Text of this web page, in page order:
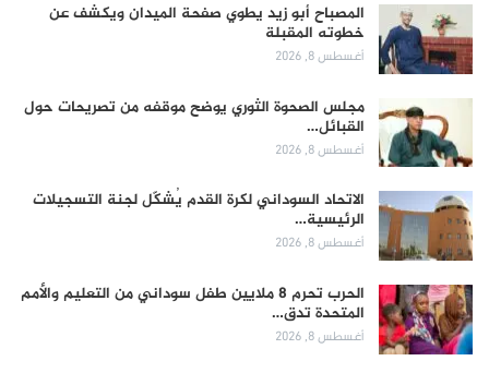
المصباح أبو زيد يطوي صفحة الميدان ويكشف عن
خطوته المقبلة
أغسطس 8, 2026
مجلس الصحوة الثوري يوضح موقفه من تصريحات حول
القبائل…
أغسطس 8, 2026
الاتحاد السوداني لكرة القدم يُشكّل لجنة التسجيلات
الرئيسية…
أغسطس 8, 2026
الحرب تحرم 8 ملايين طفل سوداني من التعليم والأمم
المتحدة تدق…
أغسطس 8, 2026